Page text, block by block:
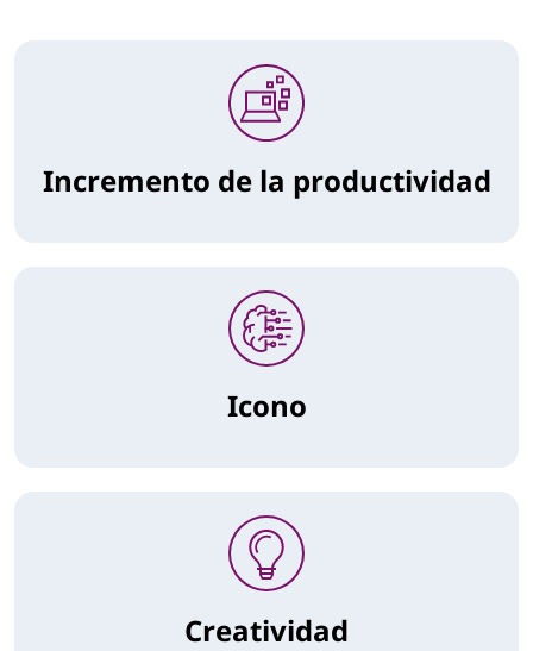
Incremento de la productividad
Icono
Creatividad